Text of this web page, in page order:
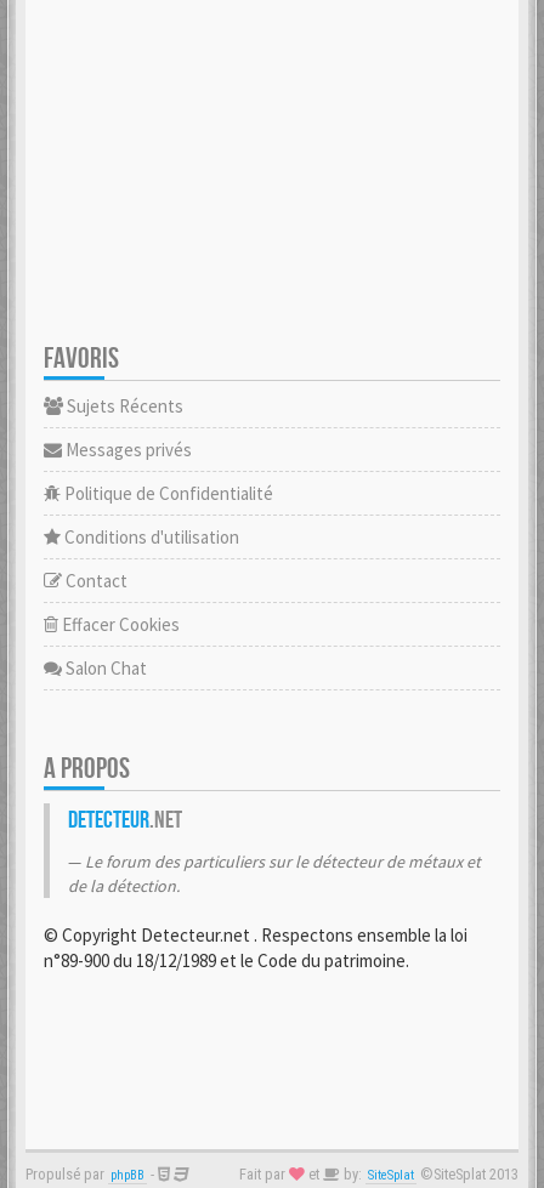
FAVORIS
Sujets Récents
Messages privés
Politique de Confidentialité
Conditions d'utilisation
Contact
Effacer Cookies
Salon Chat
A PROPOS
Detecteur.net
Le forum des particuliers sur le détecteur de métaux et
de la détection.
© Copyright Detecteur.net . Respectons ensemble la loi
n°89-900 du 18/12/1989 et le Code du patrimoine.
Propulsé par phpBB - Fait par et by: SiteSplat ©SiteSplat 2013